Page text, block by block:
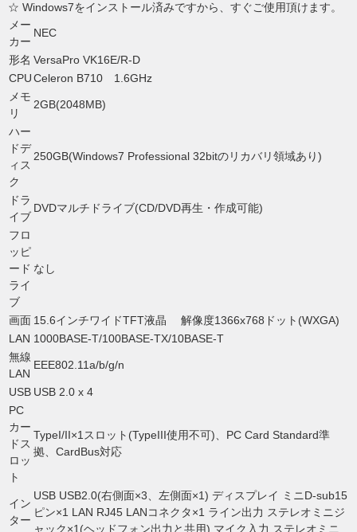
☆ Windows7をインストール済みですから、すぐご使用頂けます。
メー
カー
NEC
形名 VersaPro VK16E/R-D
CPUCeleron B710 1.6GHz
メモ
リ
2GB(2048MB)
ハー
ドデ
ィス
ク
250GB(Windows7 Professional 32bitのリカバリ領域あり)
ドラ
イブ
DVDマルチドライブ(CD/DVD再生・作成可能)
フロ
ッピ
ード
ライ
ブ
なし
画面 15.6インチワイドTFT液晶 解像度1366x768ドット(WXGA)
LAN 1000BASE-T/100BASE-TX/10BASE-T
無線
LAN
EEE802.11a/b/g/n
USB USB 2.0 x 4
PC
カー
ドス
ロッ
ト
TypeI/II×1スロット(TypeIII使用不可)、PC Card Standard準
拠、CardBus対応
イン
ター
USB USB2.0(右側面×3、左側面×1) ディスプレイ ミニD-sub15
ピン×1 LAN RJ45 LANコネクタ×1 ライン出力 ステレオミニジ
ャック×1(ヘッドフォン出力と共用) マイク入力 ステレオミニ